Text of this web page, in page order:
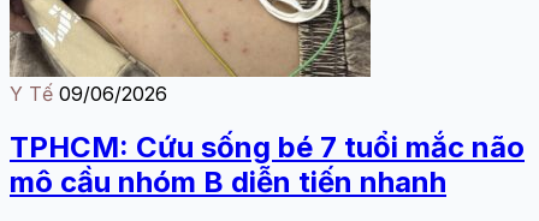
Y Tế 09/06/2026
TPHCM: Cứu sống bé 7 tuổi mắc não
mô cầu nhóm B diễn tiến nhanh